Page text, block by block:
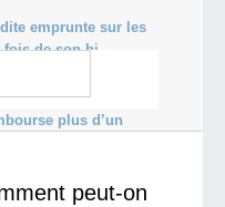
emprunte sur les
de son hi...
plus d’un
peut-on